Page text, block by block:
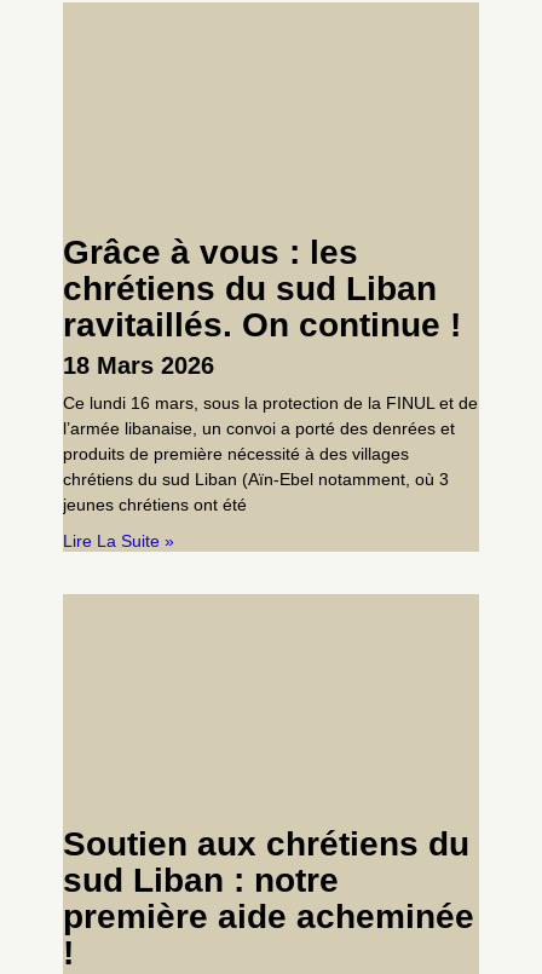
Grâce à vous : les
chrétiens du sud Liban
ravitaillés. On continue !
18 Mars 2026
Ce lundi 16 mars, sous la protection de la FINUL et de
l’armée libanaise, un convoi a porté des denrées et
produits de première nécessité à des villages
chrétiens du sud Liban (Aïn-Ebel notamment, où 3
jeunes chrétiens ont été
Lire La Suite »
Soutien aux chrétiens du
sud Liban : notre
première aide acheminée
!